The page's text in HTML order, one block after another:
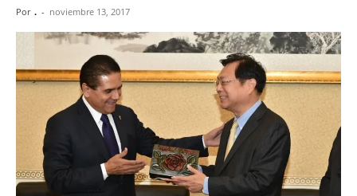
Por . - noviembre 13, 2017